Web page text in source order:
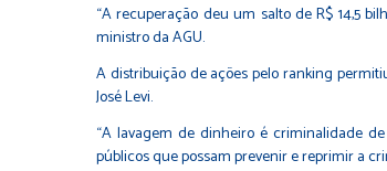
“A recuperação deu um salto de R$ 14,5
ministro da AGU.
A distribuição de ações pelo ranking
José Levi.
“A lavagem de dinheiro é criminalidade
públicos que possam prevenir e reprimir a